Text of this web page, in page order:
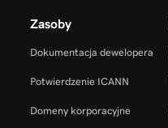
Zasoby
Dokumentacja dewelopera
Potwierdzenie ICANN
Domeny korporacyjne